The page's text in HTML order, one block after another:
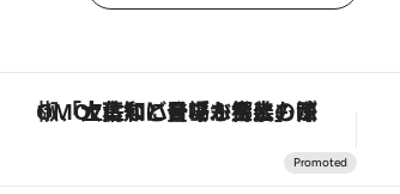
「土佐和ハーブかき氷」がOMO7高知に登場！生姜、山椒、大葉など目にも舌にも涼を呼ぶ郷土の味